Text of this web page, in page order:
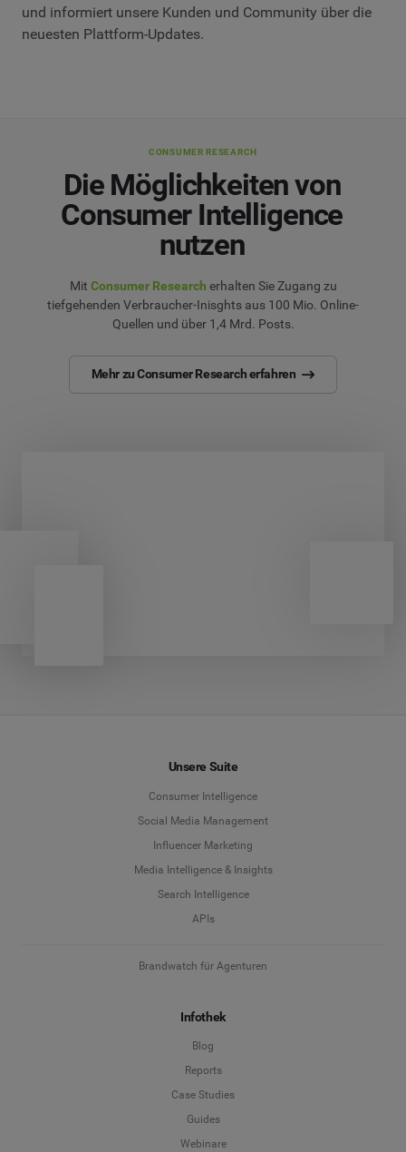
und informiert unsere Kunden und Community über die
neuesten Plattform-Updates.
CONSUMER RESEARCH
Die Möglichkeiten von
Consumer Intelligence
nutzen
Mit Consumer Research erhalten Sie Zugang zu
tiefgehenden Verbraucher-Inisghts aus 100 Mio. Online-
Quellen und über 1,4 Mrd. Posts.
Mehr zu Consumer Research erfahren
Unsere Suite
Consumer Intelligence
Social Media Management
Influencer Marketing
Media Intelligence & Insights
Search Intelligence
APIs
Brandwatch für Agenturen
Infothek
Blog
Reports
Case Studies
Guides
Webinare